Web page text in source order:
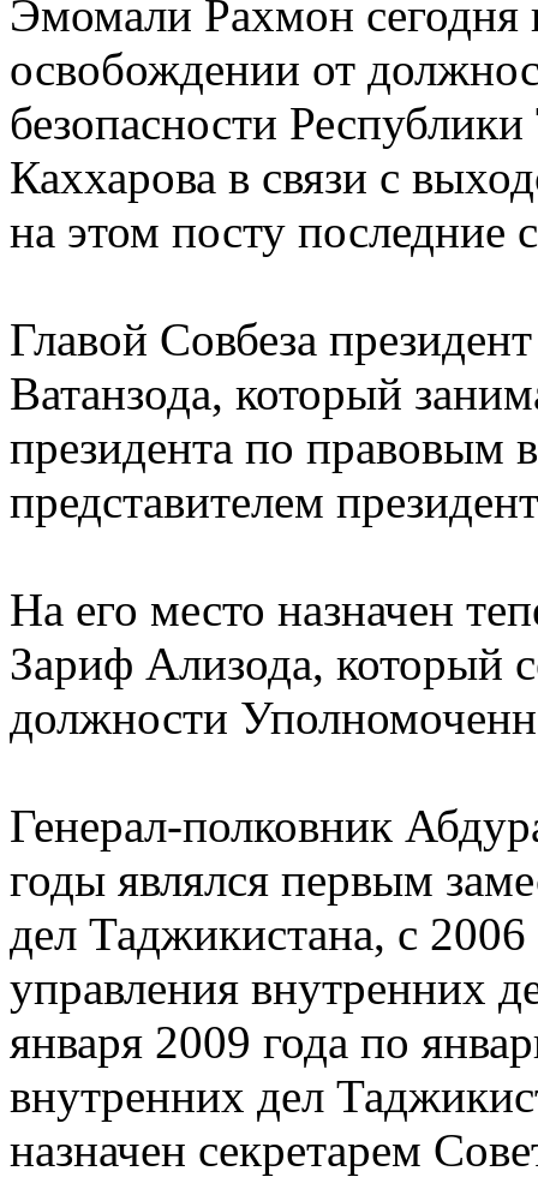
Эмомали Рахмон сегодня
освобождении от
безопасности
Каххарова в связи с
на этом посту последние
Главой Совбеза
Ватанзода, который
президента по
представителем
На его место назначен
Зариф Ализода, который
должности
Генерал-полковник
годы являлся первым
дел Таджикистана, с
управления внутренних
января 2009 года по
внутренних дел
назначен секретарeм